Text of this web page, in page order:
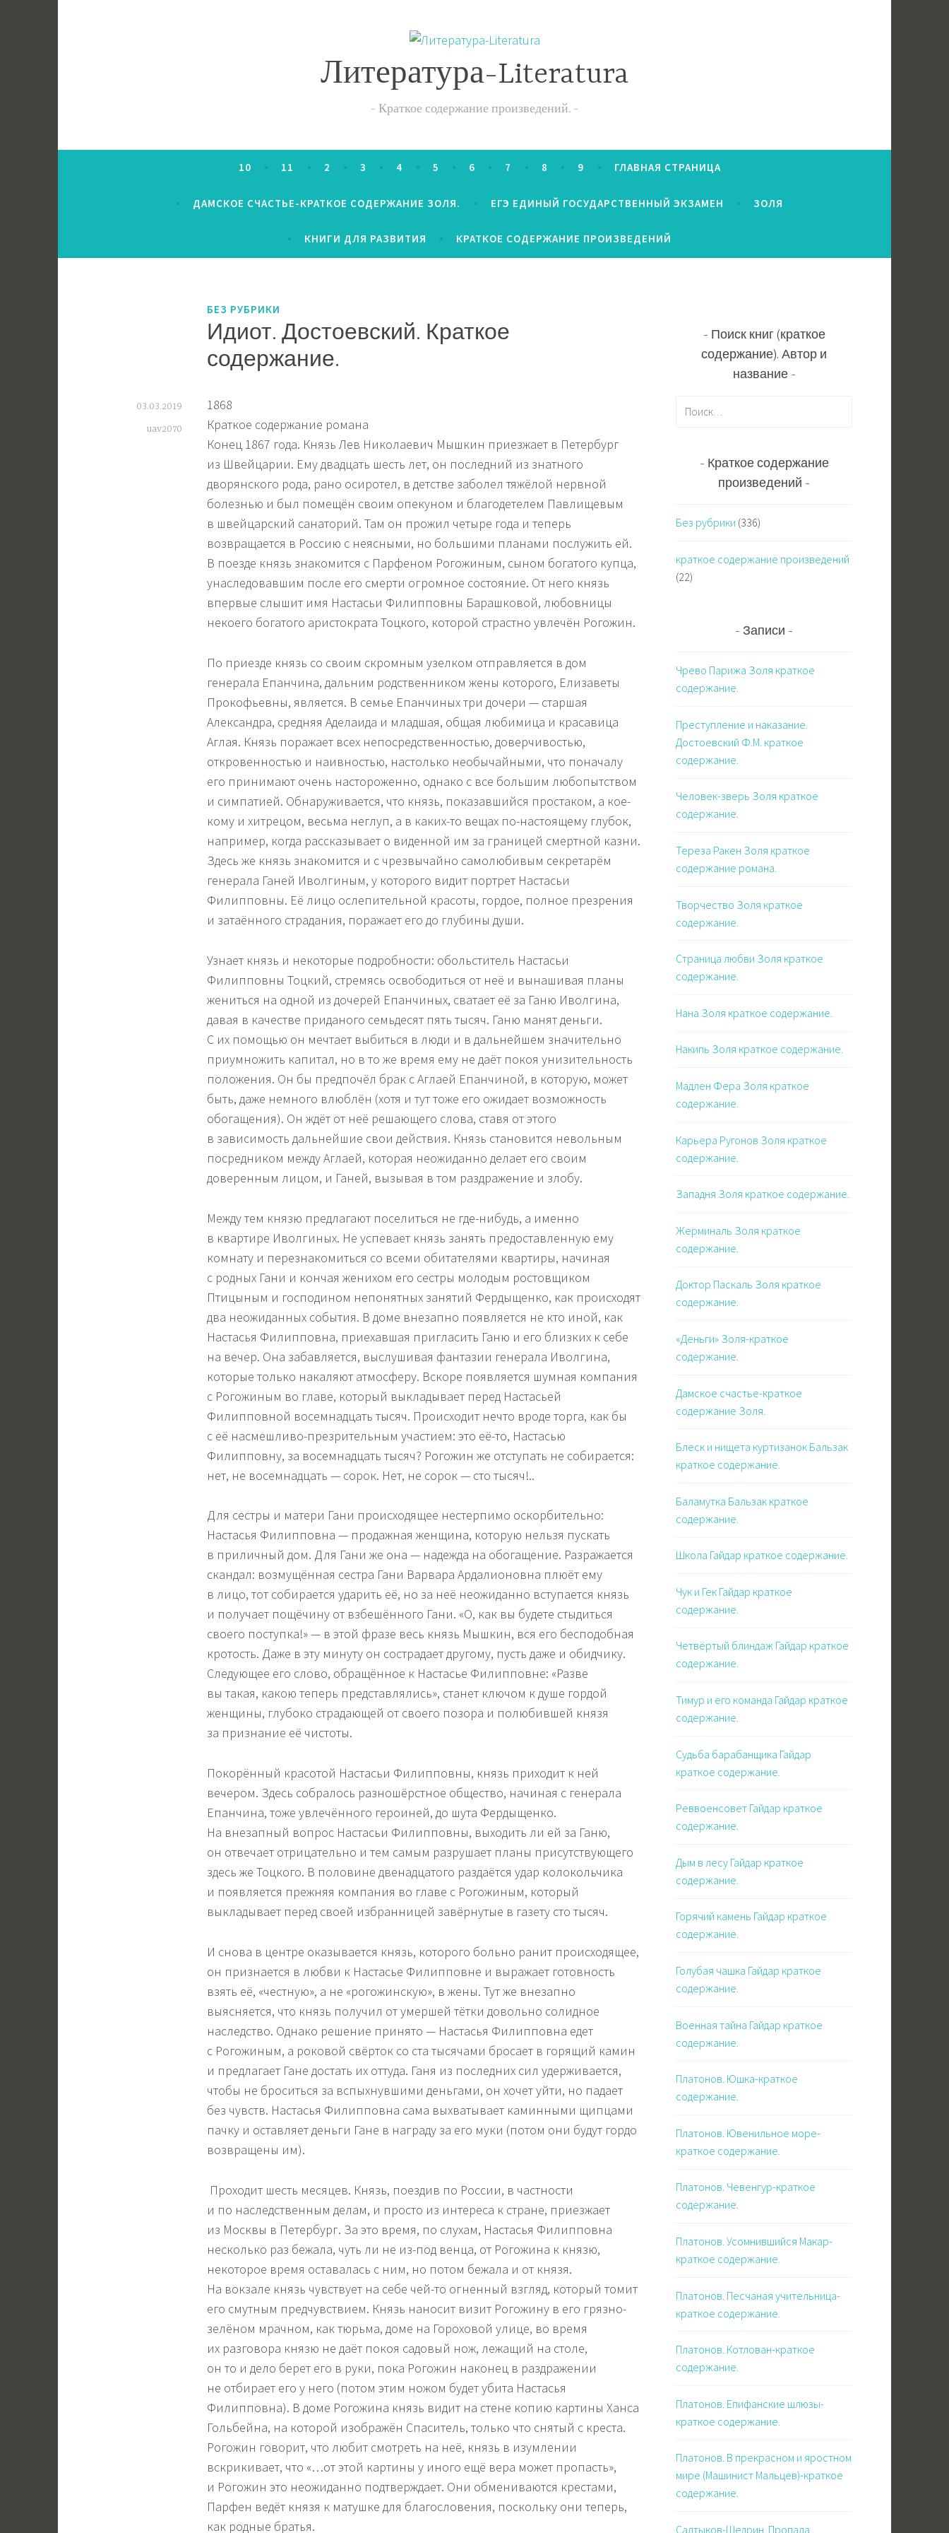
Литература-Literatura
Краткое содержание произведений.
10 11 2 3 4 5 6 7 8 9 ГЛАВНАЯ СТРАНИЦА
ДАМСКОЕ СЧАСТЬЕ-КРАТКОЕ СОДЕРЖАНИЕ ЗОЛЯ. ЕГЭ ЕДИНЫЙ ГОСУДАРСТВЕННЫЙ ЭКЗАМЕН ЗОЛЯ
КНИГИ ДЛЯ РАЗВИТИЯ КРАТКОЕ СОДЕРЖАНИЕ ПРОИЗВЕДЕНИЙ
БЕЗ РУБРИКИ
Идиот. Достоевский. Краткое
содержание.
03.03.2019
uav2070
1868
Краткое содержание романа
Конец 1867 года. Князь Лев Николаевич Мышкин приезжает в Петербург
из Швейцарии. Ему двадцать шесть лет, он последний из знатного
дворянского рода, рано осиротел, в детстве заболел тяжёлой нервной
болезнью и был помещён своим опекуном и благодетелем Павлищевым
в швейцарский санаторий. Там он прожил четыре года и теперь
возвращается в Россию с неясными, но большими планами послужить ей.
В поезде князь знакомится с Парфеном Рогожиным, сыном богатого купца,
унаследовавшим после его смерти огромное состояние. От него князь
впервые слышит имя Настасьи Филипповны Барашковой, любовницы
некоего богатого аристократа Тоцкого, которой страстно увлечён Рогожин.
По приезде князь со своим скромным узелком отправляется в дом
генерала Епанчина, дальним родственником жены которого, Елизаветы
Прокофьевны, является. В семье Епанчиных три дочери — старшая
Александра, средняя Аделаида и младшая, общая любимица и красавица
Аглая. Князь поражает всех непосредственностью, доверчивостью,
откровенностью и наивностью, настолько необычайными, что поначалу
его принимают очень настороженно, однако с все большим любопытством
и симпатией. Обнаруживается, что князь, показавшийся простаком, а кое-
кому и хитрецом, весьма неглуп, а в каких-то вещах по-настоящему глубок,
например, когда рассказывает о виденной им за границей смертной казни.
Здесь же князь знакомится и с чрезвычайно самолюбивым секретарём
генерала Ганей Иволгиным, у которого видит портрет Настасьи
Филипповны. Её лицо ослепительной красоты, гордое, полное презрения
и затаённого страдания, поражает его до глубины души.
Узнает князь и некоторые подробности: обольститель Настасьи
Филипповны Тоцкий, стремясь освободиться от неё и вынашивая планы
жениться на одной из дочерей Епанчиных, сватает её за Ганю Иволгина,
давая в качестве приданого семьдесят пять тысяч. Ганю манят деньги.
С их помощью он мечтает выбиться в люди и в дальнейшем значительно
приумножить капитал, но в то же время ему не даёт покоя унизительность
положения. Он бы предпочёл брак с Аглаей Епанчиной, в которую, может
быть, даже немного влюблён (хотя и тут тоже его ожидает возможность
обогащения). Он ждёт от неё решающего слова, ставя от этого
в зависимость дальнейшие свои действия. Князь становится невольным
посредником между Аглаей, которая неожиданно делает его своим
доверенным лицом, и Ганей, вызывая в том раздражение и злобу.
Между тем князю предлагают поселиться не где-нибудь, а именно
в квартире Иволгиных. Не успевает князь занять предоставленную ему
комнату и перезнакомиться со всеми обитателями квартиры, начиная
с родных Гани и кончая женихом его сестры молодым ростовщиком
Птицыным и господином непонятных занятий Фердыщенко, как происходят
два неожиданных события. В доме внезапно появляется не кто иной, как
Настасья Филипповна, приехавшая пригласить Ганю и его близких к себе
на вечер. Она забавляется, выслушивая фантазии генерала Иволгина,
которые только накаляют атмосферу. Вскоре появляется шумная компания
с Рогожиным во главе, который выкладывает перед Настасьей
Филипповной восемнадцать тысяч. Происходит нечто вроде торга, как бы
с её насмешливо-презрительным участием: это её-то, Настасью
Филипповну, за восемнадцать тысяч? Рогожин же отступать не собирается:
нет, не восемнадцать — сорок. Нет, не сорок — сто тысяч!..
Для сестры и матери Гани происходящее нестерпимо оскорбительно:
Настасья Филипповна — продажная женщина, которую нельзя пускать
в приличный дом. Для Гани же она — надежда на обогащение. Разражается
скандал: возмущённая сестра Гани Варвара Ардалионовна плюёт ему
в лицо, тот собирается ударить её, но за неё неожиданно вступается князь
и получает пощёчину от взбешённого Гани. «О, как вы будете стыдиться
своего поступка!» — в этой фразе весь князь Мышкин, вся его бесподобная
кротость. Даже в эту минуту он сострадает другому, пусть даже и обидчику.
Следующее его слово, обращённое к Настасье Филипповне: «Разве
вы такая, какою теперь представлялись», станет ключом к душе гордой
женщины, глубоко страдающей от своего позора и полюбившей князя
за признание её чистоты.
Покорённый красотой Настасьи Филипповны, князь приходит к ней
вечером. Здесь собралось разношёрстное общество, начиная с генерала
Епанчина, тоже увлечённого героиней, до шута Фердыщенко.
На внезапный вопрос Настасьи Филипповны, выходить ли ей за Ганю,
он отвечает отрицательно и тем самым разрушает планы присутствующего
здесь же Тоцкого. В половине двенадцатого раздаётся удар колокольчика
и появляется прежняя компания во главе с Рогожиным, который
выкладывает перед своей избранницей завёрнутые в газету сто тысяч.
И снова в центре оказывается князь, которого больно ранит происходящее,
он признается в любви к Настасье Филипповне и выражает готовность
взять её, «честную», а не «рогожинскую», в жены. Тут же внезапно
выясняется, что князь получил от умершей тётки довольно солидное
наследство. Однако решение принято — Настасья Филипповна едет
с Рогожиным, а роковой свёрток со ста тысячами бросает в горящий камин
и предлагает Гане достать их оттуда. Ганя из последних сил удерживается,
чтобы не броситься за вспыхнувшими деньгами, он хочет уйти, но падает
без чувств. Настасья Филипповна сама выхватывает каминными щипцами
пачку и оставляет деньги Гане в награду за его муки (потом они будут гордо
возвращены им).
Проходит шесть месяцев. Князь, поездив по России, в частности
и по наследственным делам, и просто из интереса к стране, приезжает
из Москвы в Петербург. За это время, по слухам, Настасья Филипповна
несколько раз бежала, чуть ли не из-под венца, от Рогожина к князю,
некоторое время оставалась с ним, но потом бежала и от князя.
На вокзале князь чувствует на себе чей-то огненный взгляд, который томит
его смутным предчувствием. Князь наносит визит Рогожину в его грязно-
зелёном мрачном, как тюрьма, доме на Гороховой улице, во время
их разговора князю не даёт покоя садовый нож, лежащий на столе,
он то и дело берет его в руки, пока Рогожин наконец в раздражении
не отбирает его у него (потом этим ножом будет убита Настасья
Филипповна). В доме Рогожина князь видит на стене копию картины Ханса
Гольбейна, на которой изображён Спаситель, только что снятый с креста.
Рогожин говорит, что любит смотреть на неё, князь в изумлении
вскрикивает, что «…от этой картины у иного ещё вера может пропасть»,
и Рогожин это неожиданно подтверждает. Они обмениваются крестами,
Парфен ведёт князя к матушке для благословения, поскольку они теперь,
как родные братья.
Поиск книг (краткое
содержание). Автор и
название
Краткое содержание
произведений
Без рубрики (336)
краткое содержание произведений
(22)
Записи
Чрево Парижа Золя краткое
содержание.
Преступление и наказание.
Достоевский Ф.М. краткое
содержание.
Человек-зверь Золя краткое
содержание.
Тереза Ракен Золя краткое
содержание романа.
Творчество Золя краткое
содержание.
Страница любви Золя краткое
содержание.
Нана Золя краткое содержание.
Накипь Золя краткое содержание.
Мадлен Фера Золя краткое
содержание.
Карьера Ругонов Золя краткое
содержание.
Западня Золя краткое содержание.
Жерминаль Золя краткое
содержание.
Доктор Паскаль Золя краткое
содержание.
«Деньги» Золя-краткое
содержание.
Дамское счастье-краткое
содержание Золя.
Блеск и нищета куртизанок Бальзак
краткое содержание.
Баламутка Бальзак краткое
содержание.
Школа Гайдар краткое содержание.
Чук и Гек Гайдар краткое
содержание.
Четвёртый блиндаж Гайдар краткое
содержание.
Тимур и его команда Гайдар краткое
содержание.
Судьба барабанщика Гайдар
краткое содержание.
Реввоенсовет Гайдар краткое
содержание.
Дым в лесу Гайдар краткое
содержание.
Горячий камень Гайдар краткое
содержание.
Голубая чашка Гайдар краткое
содержание.
Военная тайна Гайдар краткое
содержание.
Платонов. Юшка-краткое
содержание.
Платонов. Ювенильное море-
краткое содержание.
Платонов. Чевенгур-краткое
содержание.
Платонов. Усомнившийся Макар-
краткое содержание.
Платонов. Песчаная учительница-
краткое содержание.
Платонов. Котлован-краткое
содержание.
Платонов. Епифанские шлюзы-
краткое содержание.
Платонов. В прекрасном и яростном
мире (Машинист Мальцев)-краткое
содержание.
Салтыков-Щедрин. Пропала